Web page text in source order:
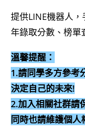
提供LINE機器人
年錄取分數、榜單
溫馨提醒：
1.請同學多方參考
決定自己的未來!
2.加入相關社群請
同時也請維護個人